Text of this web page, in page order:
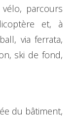
vélo, parcours
et, à
via ferrata,
ski de fond,
du bâtiment,